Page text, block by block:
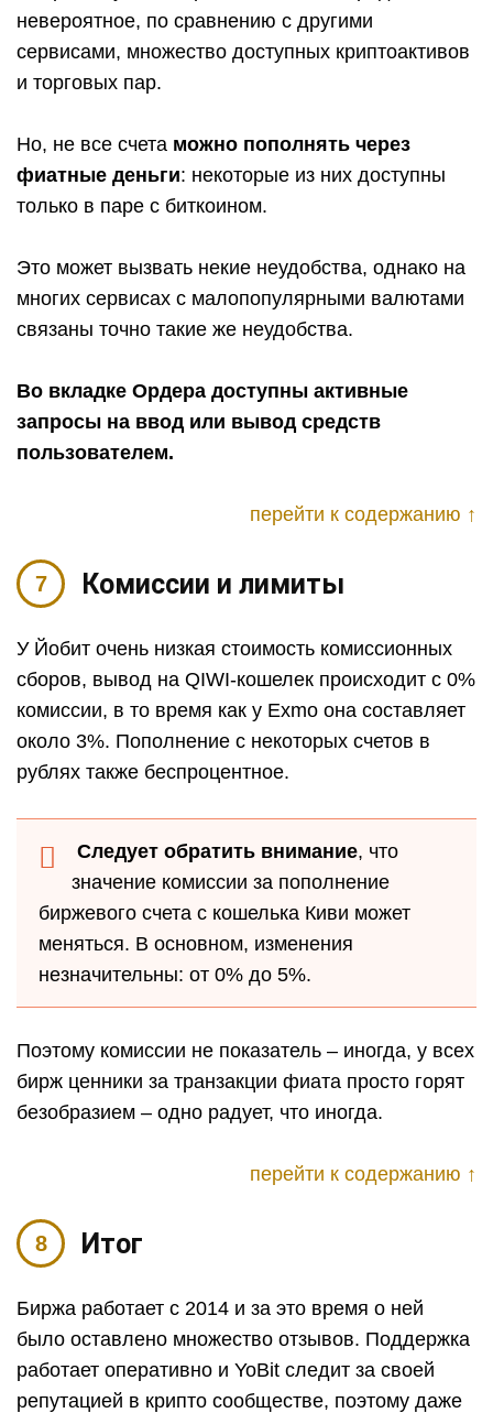
невероятное, по сравнению с другими
сервисами, множество доступных криптоактивов
и торговых пар.
Но, не все счета можно пополнять через
фиатные деньги: некоторые из них доступны
только в паре с биткоином.
Это может вызвать некие неудобства, однако на
многих сервисах с малопопулярными валютами
связаны точно такие же неудобства.
Во вкладке Ордера доступны активные
запросы на ввод или вывод средств
пользователем.
перейти к содержанию ↑
Комиссии и лимиты
У Йобит очень низкая стоимость комиссионных
сборов, вывод на QIWI-кошелек происходит с 0%
комиссии, в то время как у Exmo она составляет
около 3%. Пополнение с некоторых счетов в
рублях также беспроцентное.
Следует обратить внимание, что
значение комиссии за пополнение
биржевого счета с кошелька Киви может
меняться. В основном, изменения
незначительны: от 0% до 5%.
Поэтому комиссии не показатель – иногда, у всех
бирж ценники за транзакции фиата просто горят
безобразием – одно радует, что иногда.
перейти к содержанию ↑
Итог
Биржа работает с 2014 и за это время о ней
было оставлено множество отзывов. Поддержка
работает оперативно и YoBit следит за своей
репутацией в крипто сообществе, поэтому даже